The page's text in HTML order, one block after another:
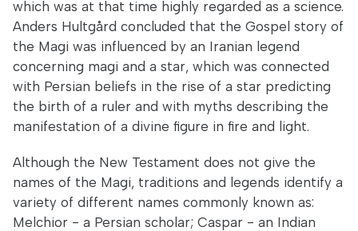
which was at that time highly regarded as a science.
Anders Hultgård concluded that the Gospel story of
the Magi was influenced by an Iranian legend
concerning magi and a star, which was connected
with Persian beliefs in the rise of a star predicting
the birth of a ruler and with myths describing the
manifestation of a divine figure in fire and light.
Although the New Testament does not give the
names of the Magi, traditions and legends identify a
variety of different names commonly known as:
Melchior - a Persian scholar; Caspar - an Indian